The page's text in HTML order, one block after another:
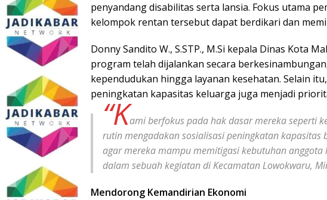
penyandang disabilitas serta lansia. Fokus utama
kelompok rentan tersebut dapat berdikari dan
Donny Sandito W., S.STP., M.Si kepala Dinas Kota
program telah dijalankan secara
kependudukan hingga layanan kesehatan. Selain
peningkatan kapasitas keluarga juga menjadi
“Kami berfokus pada hak dasar mereka seperti
rutin mengadakan sosialisasi peningkatan kapasitas
agar mereka mampu memitigasi kebutuhan
dalam sebuah kegiatan di Kecamatan Lowokwaru,
Mendorong Kemandirian Ekonomi